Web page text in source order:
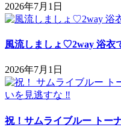
2026年7月1日
風流しましょ♡2way 浴衣
2026年7月1日
祝！サムライブルー トー